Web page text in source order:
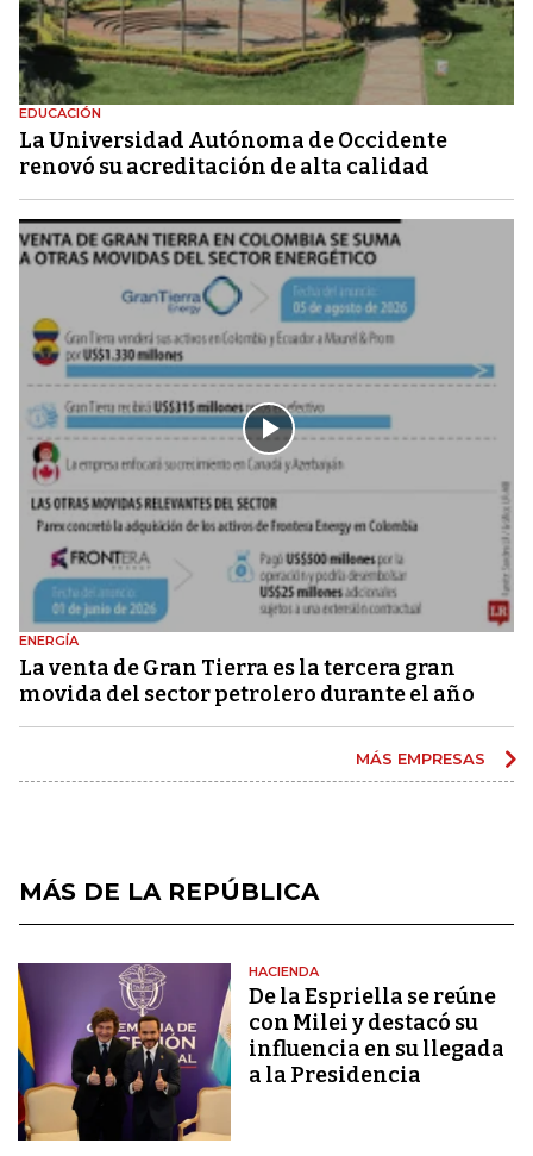
EDUCACIÓN
La Universidad Autónoma de Occidente
renovó su acreditación de alta calidad
ENERGÍA
La venta de Gran Tierra es la tercera gran
movida del sector petrolero durante el año
MÁS EMPRESAS
MÁS DE LA REPÚBLICA
HACIENDA
De la Espriella se reúne
con Milei y destacó su
influencia en su llegada
a la Presidencia